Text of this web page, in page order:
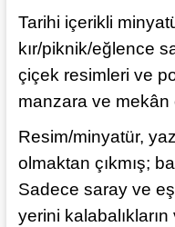
Tarihi içerikli
kır/piknik/eğlence
çiçek resimleri ve
manzara ve mekân
Resim/minyatür,
olmaktan çıkmış;
Sadece saray ve
yerini